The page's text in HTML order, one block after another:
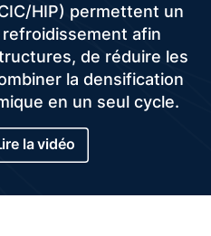
HIP) permettent un
afin
de réduire les
la densification
en un seul cycle.
la vidéo